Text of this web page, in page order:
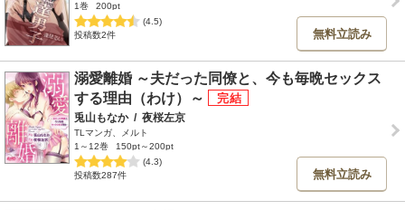
1巻
200pt
(4.5)
投稿数2件
無料立読み
溺愛離婚 ～夫だった同僚と、今も毎晩セックス
する理由（わけ）～
兎山もなか / 夜桜左京
TLマンガ、メルト
1～12巻
150pt～200pt
(4.3)
投稿数287件
無料立読み